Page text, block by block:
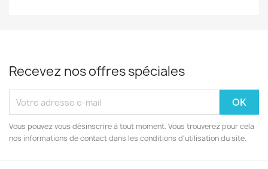
Recevez nos offres spéciales
Vous pouvez vous désinscrire à tout moment. Vous trouverez pour cela
nos informations de contact dans les conditions d'utilisation du site.